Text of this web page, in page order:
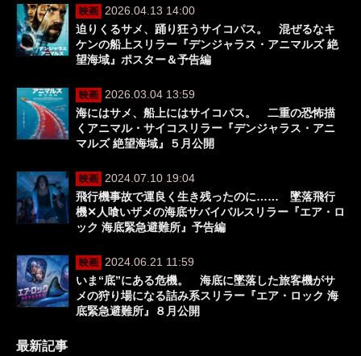
映画 2026.04.13 14:00
迫りくるサメ、踊り狂うサイコパス。 混ぜるなキ
ケンの船上スリラー『デンジャラス・アニマルズ 絶
望海域』ポスター＆予告編
映画 2026.03.04 13:59
海にはサメ、船上にはサイコパス。 二重の恐怖描
くアニマル・サイコスリラー『デンジャラス・アニ
マルズ 絶望海域』５月公開
映画 2024.07.10 19:04
飛行機事故で運良く生き残ったのに…… 墜落飛行
機✕人喰いザメの海底サバイバルスリラー『エア・ロ
ック 海底緊急避難所』予告編
映画 2024.06.21 11:59
いま“底”にある危機。 海底に墜落した旅客機がサ
メの狩り場になる詰み系スリラー『エア・ロック 海
底緊急避難所』８月公開
最新記事